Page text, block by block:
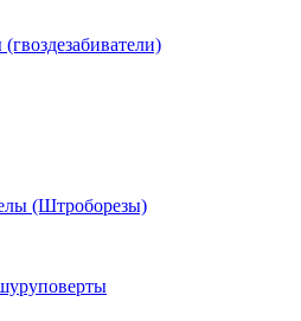
(Штроборезы)